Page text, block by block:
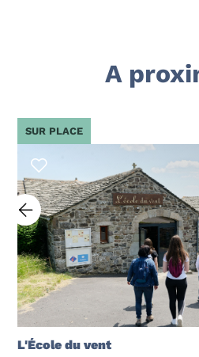
A
L'École du vent
SUR PLACE